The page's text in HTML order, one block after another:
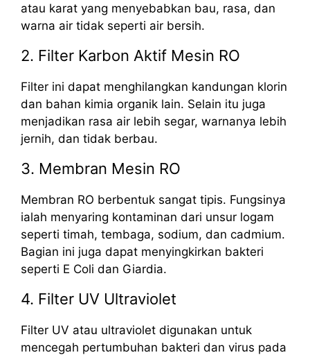
atau karat yang menyebabkan bau, rasa, dan
warna air tidak seperti air bersih.
2. Filter Karbon Aktif Mesin RO
Filter ini dapat menghilangkan kandungan klorin
dan bahan kimia organik lain. Selain itu juga
menjadikan rasa air lebih segar, warnanya lebih
jernih, dan tidak berbau.
3. Membran Mesin RO
Membran RO berbentuk sangat tipis. Fungsinya
ialah menyaring kontaminan dari unsur logam
seperti timah, tembaga, sodium, dan cadmium.
Bagian ini juga dapat menyingkirkan bakteri
seperti E Coli dan Giardia.
4. Filter UV Ultraviolet
Filter UV atau ultraviolet digunakan untuk
mencegah pertumbuhan bakteri dan virus pada